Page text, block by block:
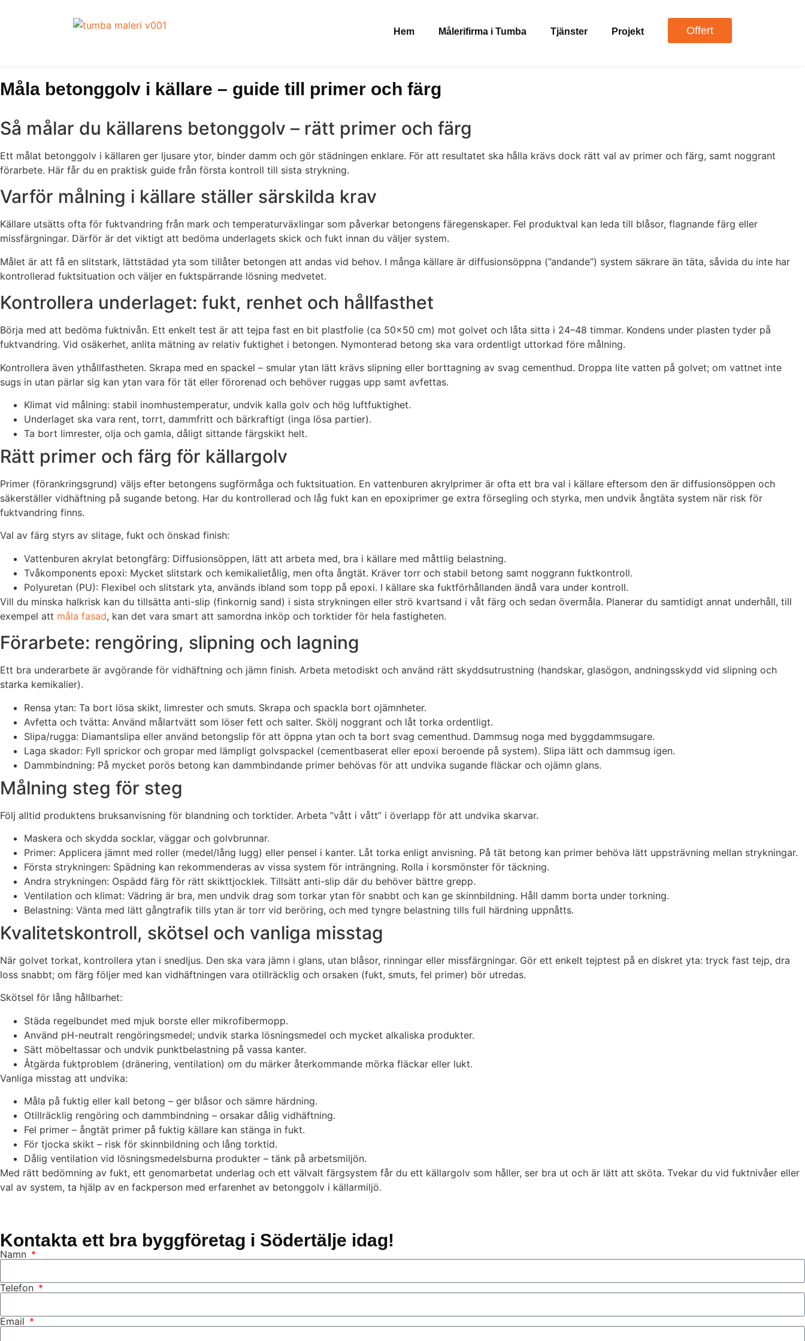
Hem Målerifirma i Tumba Tjänster Projekt Offert
Måla betonggolv i källare – guide till primer och färg
Så målar du källarens betonggolv – rätt primer och färg
Ett målat betonggolv i källaren ger ljusare ytor, binder damm och gör städningen enklare. För att resultatet ska hålla krävs dock rätt val av primer och färg, samt noggrant
förarbete. Här får du en praktisk guide från första kontroll till sista strykning.
Varför målning i källare ställer särskilda krav
Källare utsätts ofta för fuktvandring från mark och temperaturväxlingar som påverkar betongens färegenskaper. Fel produktval kan leda till blåsor, flagnande färg eller
missfärgningar. Därför är det viktigt att bedöma underlagets skick och fukt innan du väljer system.
Målet är att få en slitstark, lättstädad yta som tillåter betongen att andas vid behov. I många källare är diffusionsöppna (”andande”) system säkrare än täta, såvida du inte har
kontrollerad fuktsituation och väljer en fuktspärrande lösning medvetet.
Kontrollera underlaget: fukt, renhet och hållfasthet
Börja med att bedöma fuktnivån. Ett enkelt test är att tejpa fast en bit plastfolie (ca 50×50 cm) mot golvet och låta sitta i 24–48 timmar. Kondens under plasten tyder på
fuktvandring. Vid osäkerhet, anlita mätning av relativ fuktighet i betongen. Nymonterad betong ska vara ordentligt uttorkad före målning.
Kontrollera även ythållfastheten. Skrapa med en spackel – smular ytan lätt krävs slipning eller borttagning av svag cementhud. Droppa lite vatten på golvet; om vattnet inte
sugs in utan pärlar sig kan ytan vara för tät eller förorenad och behöver ruggas upp samt avfettas.
Klimat vid målning: stabil inomhustemperatur, undvik kalla golv och hög luftfuktighet.
Underlaget ska vara rent, torrt, dammfritt och bärkraftigt (inga lösa partier).
Ta bort limrester, olja och gamla, dåligt sittande färgskikt helt.
Rätt primer och färg för källargolv
Primer (förankringsgrund) väljs efter betongens sugförmåga och fuktsituation. En vattenburen akrylprimer är ofta ett bra val i källare eftersom den är diffusionsöppen och
säkerställer vidhäftning på sugande betong. Har du kontrollerad och låg fukt kan en epoxiprimer ge extra försegling och styrka, men undvik ångtäta system när risk för
fuktvandring finns.
Val av färg styrs av slitage, fukt och önskad finish:
Vattenburen akrylat betongfärg: Diffusionsöppen, lätt att arbeta med, bra i källare med måttlig belastning.
Tvåkomponents epoxi: Mycket slitstark och kemikalietålig, men ofta ångtät. Kräver torr och stabil betong samt noggrann fuktkontroll.
Polyuretan (PU): Flexibel och slitstark yta, används ibland som topp på epoxi. I källare ska fuktförhållanden ändå vara under kontroll.
Vill du minska halkrisk kan du tillsätta anti-slip (finkornig sand) i sista strykningen eller strö kvartsand i våt färg och sedan övermåla. Planerar du samtidigt annat underhåll, till
exempel att måla fasad, kan det vara smart att samordna inköp och torktider för hela fastigheten.
Förarbete: rengöring, slipning och lagning
Ett bra underarbete är avgörande för vidhäftning och jämn finish. Arbeta metodiskt och använd rätt skyddsutrustning (handskar, glasögon, andningsskydd vid slipning och
starka kemikalier).
Rensa ytan: Ta bort lösa skikt, limrester och smuts. Skrapa och spackla bort ojämnheter.
Avfetta och tvätta: Använd målartvätt som löser fett och salter. Skölj noggrant och låt torka ordentligt.
Slipa/rugga: Diamantslipa eller använd betongslip för att öppna ytan och ta bort svag cementhud. Dammsug noga med byggdammsugare.
Laga skador: Fyll sprickor och gropar med lämpligt golvspackel (cementbaserat eller epoxi beroende på system). Slipa lätt och dammsug igen.
Dammbindning: På mycket porös betong kan dammbindande primer behövas för att undvika sugande fläckar och ojämn glans.
Målning steg för steg
Följ alltid produktens bruksanvisning för blandning och torktider. Arbeta ”vått i vått” i överlapp för att undvika skarvar.
Maskera och skydda socklar, väggar och golvbrunnar.
Primer: Applicera jämnt med roller (medel/lång lugg) eller pensel i kanter. Låt torka enligt anvisning. På tät betong kan primer behöva lätt uppsträvning mellan strykningar.
Första strykningen: Spädning kan rekommenderas av vissa system för inträngning. Rolla i korsmönster för täckning.
Andra strykningen: Ospädd färg för rätt skikttjocklek. Tillsätt anti-slip där du behöver bättre grepp.
Ventilation och klimat: Vädring är bra, men undvik drag som torkar ytan för snabbt och kan ge skinnbildning. Håll damm borta under torkning.
Belastning: Vänta med lätt gångtrafik tills ytan är torr vid beröring, och med tyngre belastning tills full härdning uppnåtts.
Kvalitetskontroll, skötsel och vanliga misstag
När golvet torkat, kontrollera ytan i snedljus. Den ska vara jämn i glans, utan blåsor, rinningar eller missfärgningar. Gör ett enkelt tejptest på en diskret yta: tryck fast tejp, dra
loss snabbt; om färg följer med kan vidhäftningen vara otillräcklig och orsaken (fukt, smuts, fel primer) bör utredas.
Skötsel för lång hållbarhet:
Städa regelbundet med mjuk borste eller mikrofibermopp.
Använd pH-neutralt rengöringsmedel; undvik starka lösningsmedel och mycket alkaliska produkter.
Sätt möbeltassar och undvik punktbelastning på vassa kanter.
Åtgärda fuktproblem (dränering, ventilation) om du märker återkommande mörka fläckar eller lukt.
Vanliga misstag att undvika:
Måla på fuktig eller kall betong – ger blåsor och sämre härdning.
Otillräcklig rengöring och dammbindning – orsakar dålig vidhäftning.
Fel primer – ångtät primer på fuktig källare kan stänga in fukt.
För tjocka skikt – risk för skinnbildning och lång torktid.
Dålig ventilation vid lösningsmedelsburna produkter – tänk på arbetsmiljön.
Med rätt bedömning av fukt, ett genomarbetat underlag och ett välvalt färgsystem får du ett källargolv som håller, ser bra ut och är lätt att sköta. Tvekar du vid fuktnivåer eller
val av system, ta hjälp av en fackperson med erfarenhet av betonggolv i källarmiljö.
Kontakta ett bra byggföretag i Södertälje idag!
Namn
Telefon
Email